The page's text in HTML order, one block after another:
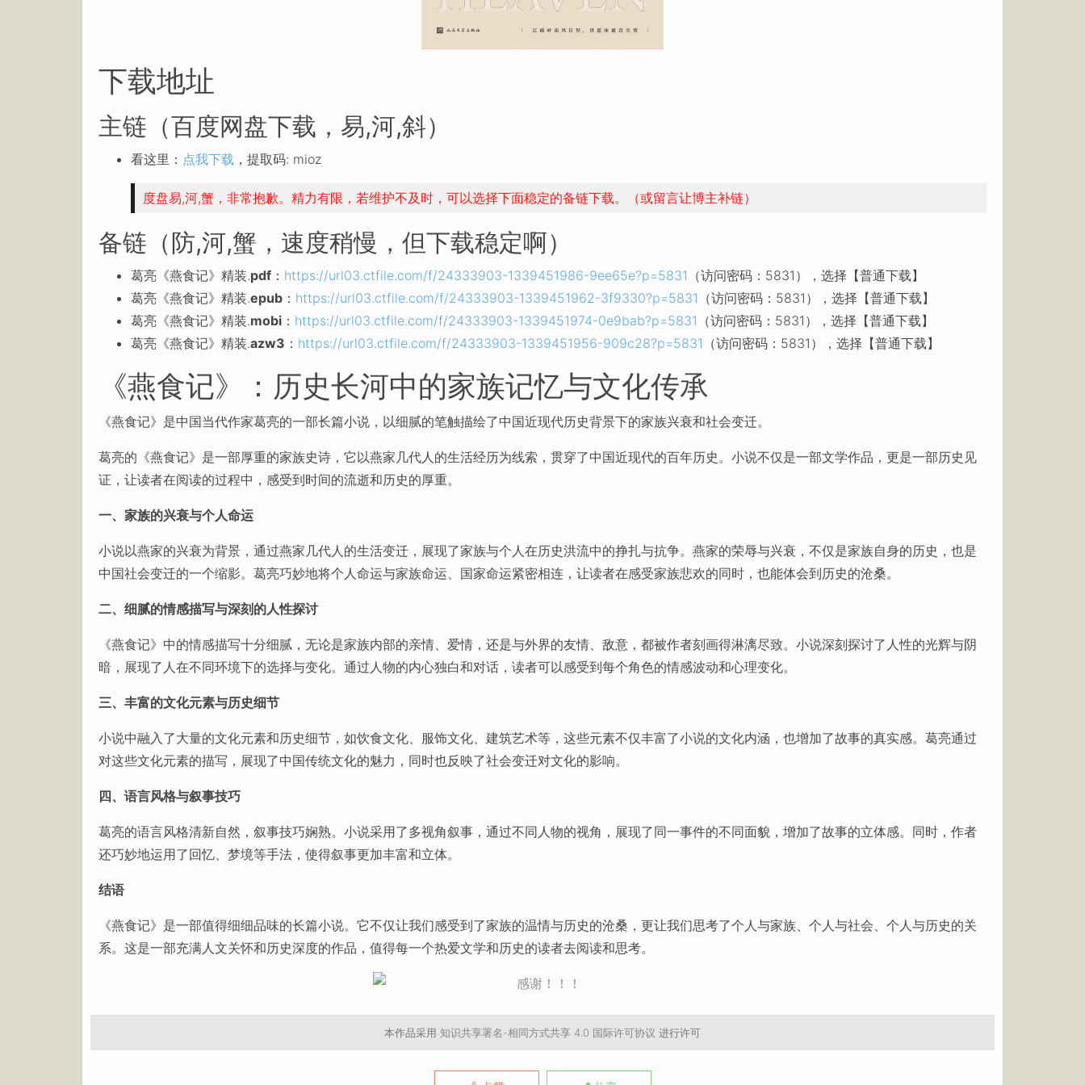
下载地址
主链（百度网盘下载，易,河,斜）
看这里： 点我下载 ，提取码: mioz
度盘易,河,蟹，非常抱歉。精力有限，若维护不及时，可以选择下面稳定的备链下载。（或留言让博主补链）
备链（防,河,蟹，速度稍慢，但下载稳定啊）
葛亮《燕食记》精装.pdf ： https://url03.ctfile.com/f/24333903-1339451986-9ee65e?p=5831 （访问密码：5831），选择【普通下载】
葛亮《燕食记》精装.epub ： https://url03.ctfile.com/f/24333903-1339451962-3f9330?p=5831 （访问密码：5831），选择【普通下载】
葛亮《燕食记》精装.mobi ： https://url03.ctfile.com/f/24333903-1339451974-0e9bab?p=5831 （访问密码：5831），选择【普通下载】
葛亮《燕食记》精装.azw3 ： https://url03.ctfile.com/f/24333903-1339451956-909c28?p=5831 （访问密码：5831），选择【普通下载】
《燕食记》：历史长河中的家族记忆与文化传承
《燕食记》是中国当代作家葛亮的一部长篇小说，以细腻的笔触描绘了中国近现代历史背景下的家族兴衰和社会变迁。
葛亮的《燕食记》是一部厚重的家族史诗，它以燕家几代人的生活经历为线索，贯穿了中国近现代的百年历史。小说不仅是一部文学作品，更是一部历史见
证，让读者在阅读的过程中，感受到时间的流逝和历史的厚重。
一、家族的兴衰与个人命运
小说以燕家的兴衰为背景，通过燕家几代人的生活变迁，展现了家族与个人在历史洪流中的挣扎与抗争。燕家的荣辱与兴衰，不仅是家族自身的历史，也是
中国社会变迁的一个缩影。葛亮巧妙地将个人命运与家族命运、国家命运紧密相连，让读者在感受家族悲欢的同时，也能体会到历史的沧桑。
二、细腻的情感描写与深刻的人性探讨
《燕食记》中的情感描写十分细腻，无论是家族内部的亲情、爱情，还是与外界的友情、敌意，都被作者刻画得淋漓尽致。小说深刻探讨了人性的光辉与阴
暗，展现了人在不同环境下的选择与变化。通过人物的内心独白和对话，读者可以感受到每个角色的情感波动和心理变化。
三、丰富的文化元素与历史细节
小说中融入了大量的文化元素和历史细节，如饮食文化、服饰文化、建筑艺术等，这些元素不仅丰富了小说的文化内涵，也增加了故事的真实感。葛亮通过
对这些文化元素的描写，展现了中国传统文化的魅力，同时也反映了社会变迁对文化的影响。
四、语言风格与叙事技巧
葛亮的语言风格清新自然，叙事技巧娴熟。小说采用了多视角叙事，通过不同人物的视角，展现了同一事件的不同面貌，增加了故事的立体感。同时，作者
还巧妙地运用了回忆、梦境等手法，使得叙事更加丰富和立体。
结语
《燕食记》是一部值得细细品味的长篇小说。它不仅让我们感受到了家族的温情与历史的沧桑，更让我们思考了个人与家族、个人与社会、个人与历史的关
系。这是一部充满人文关怀和历史深度的作品，值得每一个热爱文学和历史的读者去阅读和思考。
本作品采用 知识共享署名-相同方式共享 4.0 国际许可协议 进行许可